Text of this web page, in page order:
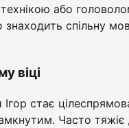
технікою або
знаходить спільну
віці
стає
Часто тяжіє